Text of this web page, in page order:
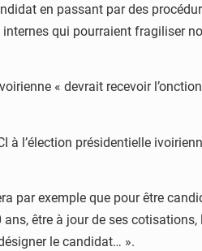
en passant par des
qui pourraient fragiliser
« devrait recevoir
à l’élection présidentielle
par exemple que pour être
être à jour de ses
le candidat… ».